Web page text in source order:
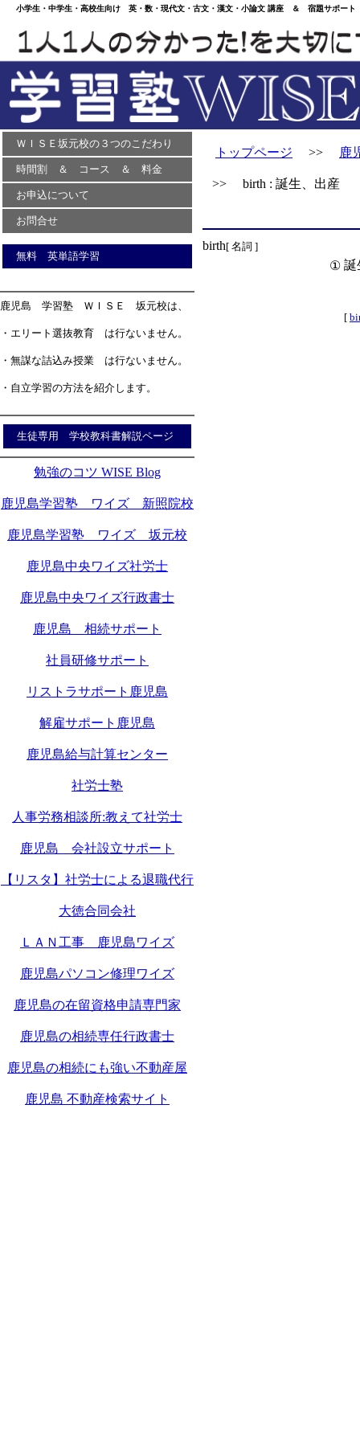
小学生・中学生・高校生向け 英・数・現代文・古文・漢文・小論文 講座 ＆ 宿題サポー
ＷＩＳＥ坂元校の３つのこだわり
時間割 ＆ コース ＆ 料金
お申込について
お問合せ
無料 英単語学習
鹿児島 学習塾 ＷＩＳＥ 坂元校は、
・エリート選抜教育 は行ないません。
・無謀な詰込み授業 は行ないません。
・自立学習の方法を紹介します。
生徒専用 学校教科書解説ページ
勉強のコツ WISE Blog
鹿児島学習塾 ワイズ 新照院校
鹿児島学習塾 ワイズ 坂元校
鹿児島中央ワイズ社労士
鹿児島中央ワイズ行政書士
鹿児島 相続サポート
社員研修サポート
リストラサポート鹿児島
解雇サポート鹿児島
鹿児島給与計算センター
社労士塾
人事労務相談所:教えて社労士
鹿児島 会社設立サポート
【リスタ】社労士による退職代行
大徳合同会社
ＬＡＮ工事 鹿児島ワイズ
鹿児島パソコン修理ワイズ
鹿児島の在留資格申請専門家
鹿児島の相続専任行政書士
鹿児島の相続にも強い不動産屋
鹿児島 不動産検索サイト
トップページ >> 鹿
>> birth : 誕生、出産
birth[ 名詞 ]
① 誕
[